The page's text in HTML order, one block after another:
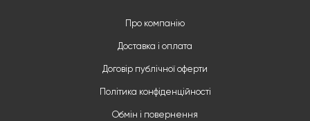
Про компанію
Доставка і оплата
Договір публічної оферти
Політика конфіденційності
Обмін і повернення